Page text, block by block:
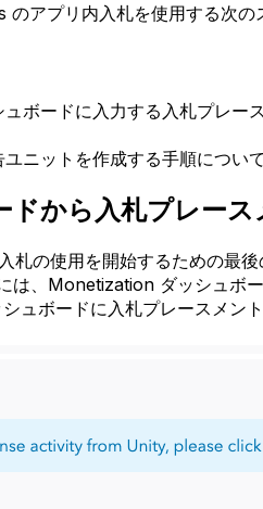
アプリ内入札を使用する次
ボードに入力する入札プレ
ニットを作成する手順につい
から入札プレー
の使用を開始するための最
は、Monetization ダッシュボ
ュボードに入札プレースメン